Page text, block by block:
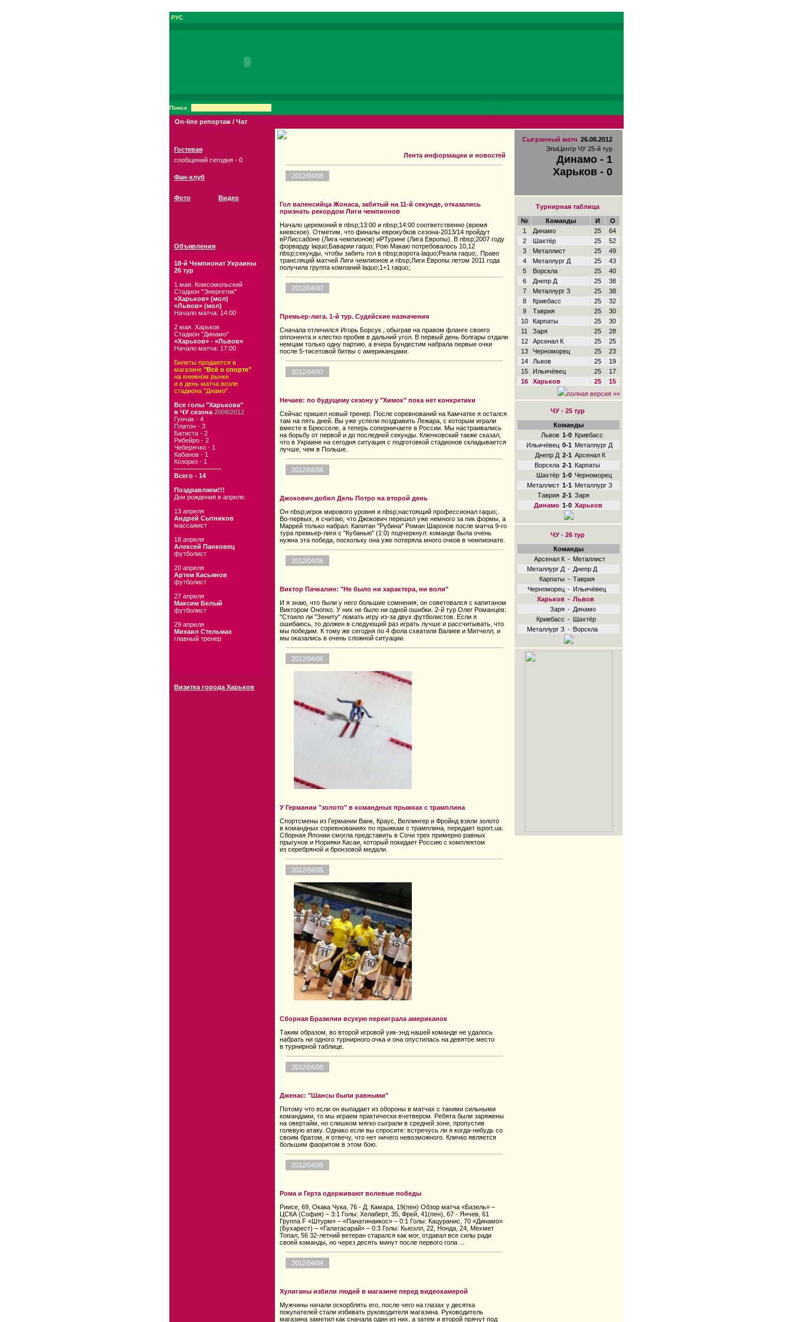
РУС
Поиск
On-line репортаж / Чат
Гостевая
сообщений сегодня - 0
Фан-клуб
Фото Видео
Объявления
18-й Чемпионат Украины
26 тур
1 мая. Комсомольский
Стадион "Энергетик"
«Харьков» (мол)
«Львов» (мол)
Начало матча: 14:00
2 мая. Харьков
Стадион "Динамо"
«Харьков» - «Львов»
Начало матча: 17:00
Билеты продаются в
магазине "Всё о спорте"
на книжном рынке
и в день матча возле
стадиона "Днамо".
Все голы "Харькова"
в ЧУ сезона 2008/2012
Гунчак - 4
Платон - 3
Батиста - 2
Рибейро - 2
Чеберячко - 1
Кабанов - 1
Козориз - 1
--------------------
Всего - 14
Поздравляем!!!
Дни рождения в апреле.
13 апреля
Андрей Сытников
массажист
18 апреля
Алексей Панковец
футболист
20 апреля
Артем Касьянов
футболист
27 апреля
Максим Белый
футболист
29 апреля
Михаил Стельмах
главный тренер
Визитка города Харьков
Лента информации и новостей
2012/04/08
Гол валенсийца Жонаса, забитый на 11-й секунде, отказались
признать рекордом Лиги чемпионов
Начало церемоний в nbsp;13:00 и nbsp;14:00 соответственно (время
киевское). Отметим, что финалы еврокубков сезона-2013/14 пройдут
вPЛиссабоне (Лига чемпионов) иPТурине (Лига Европы). В nbsp;2007 году
форварду laquo;Баварии raquo; Рою Макаю потребовалось 10,12
nbsp;секунды, чтобы забить гол в nbsp;ворота laquo;Реала raquo;. Право
трансляций матчей Лиги чемпионов и nbsp;Лиги Европы летом 2011 года
получила группа компаний laquo;1+1 raquo;.
2012/04/07
Премьер-лига. 1-й тур. Судейские назначения
Сначала отличился Игорь Борсук , обыграв на правом фланге своего
оппонента и хлестко пробив в дальний угол. В первый день болгары отдали
немцам только одну партию, а вчера Бундестим набрала первые очки
после 5-тисетовой битвы с американцами.
2012/04/07
Нечаев: по будущему сезону у "Химок" пока нет конкретики
Сейчас пришел новый тренер. После соревнований на Камчатке я остался
там на пять дней. Вы уже успели поздравить Лежара, с которым играли
вместе в Брюсселе, а теперь соперничаете в России. Мы настраивались
на борьбу от первой и до последней секунды. Ключковский также сказал,
что в Украине на сегодня ситуация с подготовкой стадионов складывается
лучше, чем в Польше.
2012/04/06
Джокович добил Дель Потро на второй день
Он nbsp;игрок мирового уровня и nbsp;настоящий профессионал raquo;.
Во-первых, я считаю, что Джокович перешел уже немного за пик формы, а
Маррей только набрал. Капитан "Рубина" Роман Шаронов после матча 9-го
тура премьер-лиги с "Кубанью" (1:0) подчеркнул: команде была очень
нужна эта победа, поскольку она уже потеряла много очков в чемпионате.
2012/04/06
Виктор Пачкалин: "Не было ни характера, ни воли"
И я знаю, что были у него большие сомнения, он советовался с капитаном
Виктором Онопко. У них не было ни одной ошибки. 2-й тур Олег Романцев:
"Стоило ли "Зениту" ломать игру из-за двух футболистов. Если я
ошибаюсь, то должен в следующий раз играть лучше и рассчитывать, что
мы победим. К тому же сегодня по 4 фола схватили Валиев и Митчелл, и
мы оказались в очень сложной ситуации.
2012/04/06
У Германии "золото" в командных прыжках с трамплина
Спортсмены из Германии Ванк, Краус, Веллингер и Фройнд взяли золото
в командных соревнованиях по прыжкам с трамплина, передает isport.ua.
Сборная Японии смогла представить в Сочи трех примерно равных
прыгунов и Норияки Касаи, который покидает Россию с комплектом
из серебряной и бронзовой медали.
2012/04/05
Сборная Бразилии всухую переиграла американок
Таким образом, во второй игровой уик-энд нашей команде не удалось
набрать ни одного турнирного очка и она опустилась на девятое место
в турнирной таблице.
2012/04/05
Дженас: "Шансы были равными"
Потому что если он выпадает из обороны в матчах с такими сильными
командами, то мы играем практически вчетвером. Ребята были заряжены
на овертайм, но слишком мягко сыграли в средней зоне, пропустив
голевую атаку. Однако если вы спросите: встречусь ли я когда-нибудь со
своим братом, я отвечу, что нет ничего невозможного. Кличко является
большим фаоритом в этом бою.
2012/04/05
Рома и Герта одерживают волевые победы
Риисе, 69, Окака Чука, 76 - Д. Камара, 19(пен) Обзор матча «Базель» –
ЦСКА (София) – 3:1 Голы: Хелаберт, 35, Фрей, 41(пен), 67 - Янчев, 61
Группа F «Штурм» – «Панатинаикос» – 0:1 Голы: Кацуранис, 70 «Динамо»
(Бухарест) – «Галатасарай» – 0:3 Голы: Кьюэлл, 22, Нонда, 24, Мехмет
Топал, 56 32-летний ветеран старался как мог, отдавал все силы ради
своей команды, но через десять минут после первого гола ...
2012/04/04
Хулиганы избили людей в магазине перед видеокамерой
Мужчины начали оскорблять его, после чего на глазах у десятка
покупателей стали избивать руководителя магазина. Руководитель
магазина заметил как сначала один из них, а затем и второй прячут под
Сыгранный матч 26.08.2012
ЭпиЦентр ЧУ 25-й тур
Динамо - 1
Харьков - 0
Турнирная таблица
№ Команды И
О
1
Динамо 25
64
2
Шахтёр 25
52
3
Металлист 25
49
4
Металлург Д 25
43
5
Ворскла 25
40
6
Днепр Д 25
38
7
Металлург З 25
38
8
Кривбасс 25
32
9
Таврия 25
30
10
Карпаты 25
30
11
Заря 25
28
12
Арсенал К 25
25
13
Черноморец 25
23
14
Львов 25
19
15
Ильичёвец 25
17
16
Харьков 25
15
полная версия »»
ЧУ - 25 тур
Команды
Львов 1-0 Кривбасс
Ильичёвец 0-1 Металлург Д
Днепр Д 2-1 Арсенал К
Ворскла 2-1 Карпаты
Шахтёр 1-0 Черноморец
Металлист 1-1 Металлург З
Таврия 2-1 Заря
Динамо 1-0 Харьков
ЧУ - 26 тур
Команды
Арсенал К - Металлист
Металлург Д - Днепр Д
Карпаты - Таврия
Черноморец - Ильичёвец
Харьков - Львов
Заря - Динамо
Кривбасс - Шахтёр
Металлург З - Ворскла